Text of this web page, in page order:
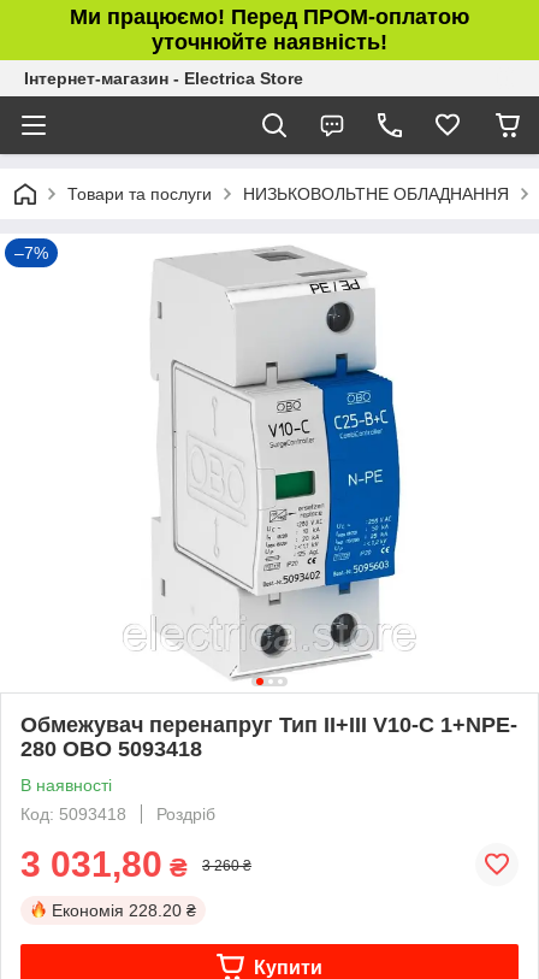
Ми працюємо! Перед ПРОМ-оплатою
уточнюйте наявність!
Інтернет-магазин - Electrica Store
Товари та послуги НИЗЬКОВОЛЬТНЕ ОБЛАДНАННЯ
–7%
Обмежувач перенапруг Тип II+III V10-C 1+NPE-
280 OBO 5093418
В наявності
Код: 5093418
Роздріб
3 031,80 ₴ 3 260 ₴
Економія 228.20 ₴
Купити